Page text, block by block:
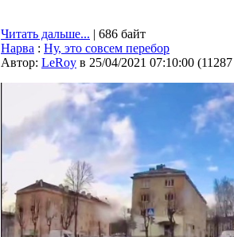
Читать дальше... | 686 байт
Нарва : Ну, это совсем перебор
Автор: LeRoy в 25/04/2021 07:10:00 (